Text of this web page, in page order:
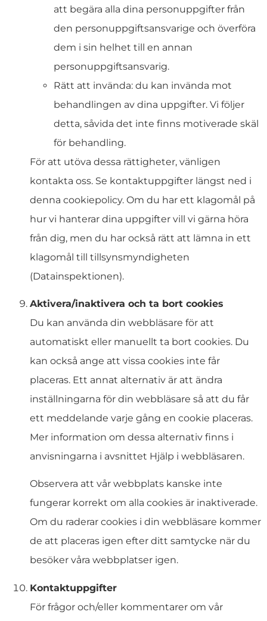
att begära alla dina personuppgifter från
den personuppgiftsansvarige och överföra
dem i sin helhet till en annan
personuppgiftsansvarig.
Rätt att invända: du kan invända mot
behandlingen av dina uppgifter. Vi följer
detta, såvida det inte finns motiverade skäl
för behandling.
För att utöva dessa rättigheter, vänligen
kontakta oss. Se kontaktuppgifter längst ned i
denna cookiepolicy. Om du har ett klagomål på
hur vi hanterar dina uppgifter vill vi gärna höra
från dig, men du har också rätt att lämna in ett
klagomål till tillsynsmyndigheten
(Datainspektionen).
Aktivera/inaktivera och ta bort cookies
Du kan använda din webbläsare för att
automatiskt eller manuellt ta bort cookies. Du
kan också ange att vissa cookies inte får
placeras. Ett annat alternativ är att ändra
inställningarna för din webbläsare så att du får
ett meddelande varje gång en cookie placeras.
Mer information om dessa alternativ finns i
anvisningarna i avsnittet Hjälp i webbläsaren.
Observera att vår webbplats kanske inte
fungerar korrekt om alla cookies är inaktiverade.
Om du raderar cookies i din webbläsare kommer
de att placeras igen efter ditt samtycke när du
besöker våra webbplatser igen.
Kontaktuppgifter
För frågor och/eller kommentarer om vår